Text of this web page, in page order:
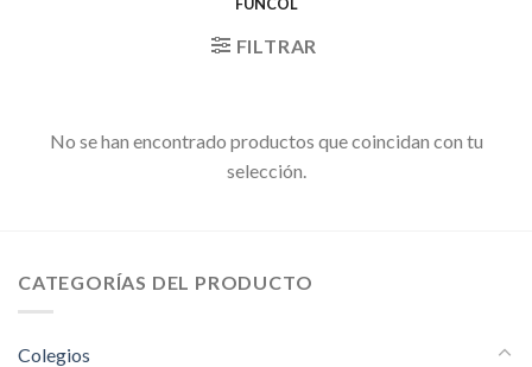
FILTRAR
No se han encontrado productos que coincidan con tu
selección.
CATEGORÍAS DEL PRODUCTO
Colegios